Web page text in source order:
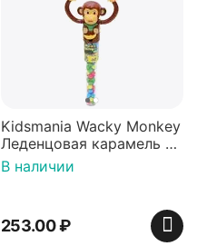
Kidsmania Wacky Monkey
Леденцовая карамель с
игрушкой Ваки Манки
12г, Китай
В наличии
253.00₽